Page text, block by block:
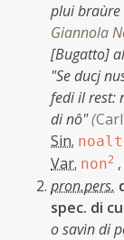
plui braùre
Giannola
[Bugatto]
"Se ducj
fedi il rest:
di nô"(
Sin.
Var. non2 ,
pron.pers.
spec. di
o savìn di